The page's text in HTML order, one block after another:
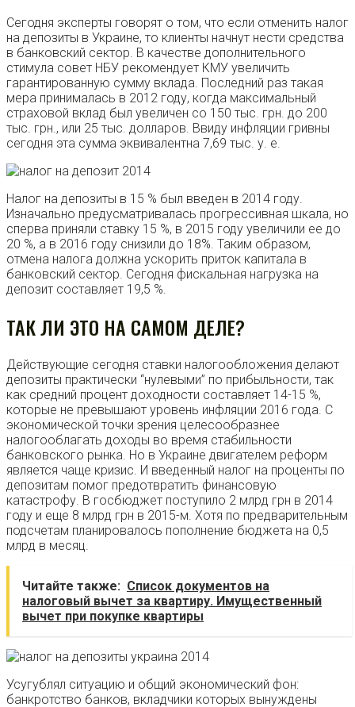
Сегодня эксперты говорят о том, что если отменить налог
на депозиты в Украине, то клиенты начнут нести средства
в банковский сектор. В качестве дополнительного
стимула совет НБУ рекомендует КМУ увеличить
гарантированную сумму вклада. Последний раз такая
мера принималась в 2012 году, когда максимальный
страховой вклад был увеличен со 150 тыс. грн. до 200
тыс. грн., или 25 тыс. долларов. Ввиду инфляции гривны
сегодня эта сумма эквивалентна 7,69 тыс. у. е.
Налог на депозиты в 15 % был введен в 2014 году.
Изначально предусматривалась прогрессивная шкала, но
сперва приняли ставку 15 %, в 2015 году увеличили ее до
20 %, а в 2016 году снизили до 18%. Таким образом,
отмена налога должна ускорить приток капитала в
банковский сектор. Сегодня фискальная нагрузка на
депозит составляет 19,5 %.
ТАК ЛИ ЭТО НА САМОМ ДЕЛЕ?
Действующие сегодня ставки налогообложения делают
депозиты практически “нулевыми” по прибыльности, так
как средний процент доходности составляет 14-15 %,
которые не превышают уровень инфляции 2016 года. С
экономической точки зрения целесообразнее
налогооблагать доходы во время стабильности
банковского рынка. Но в Украине двигателем реформ
является чаще кризис. И введенный налог на проценты по
депозитам помог предотвратить финансовую
катастрофу. В госбюджет поступило 2 млрд грн в 2014
году и еще 8 млрд грн в 2015-м. Хотя по предварительным
подсчетам планировалось пополнение бюджета на 0,5
млрд в месяц.
Читайте также: Список документов на
налоговый вычет за квартиру. Имущественный
вычет при покупке квартиры
Усугублял ситуацию и общий экономический фон:
банкротство банков, вкладчики которых вынуждены